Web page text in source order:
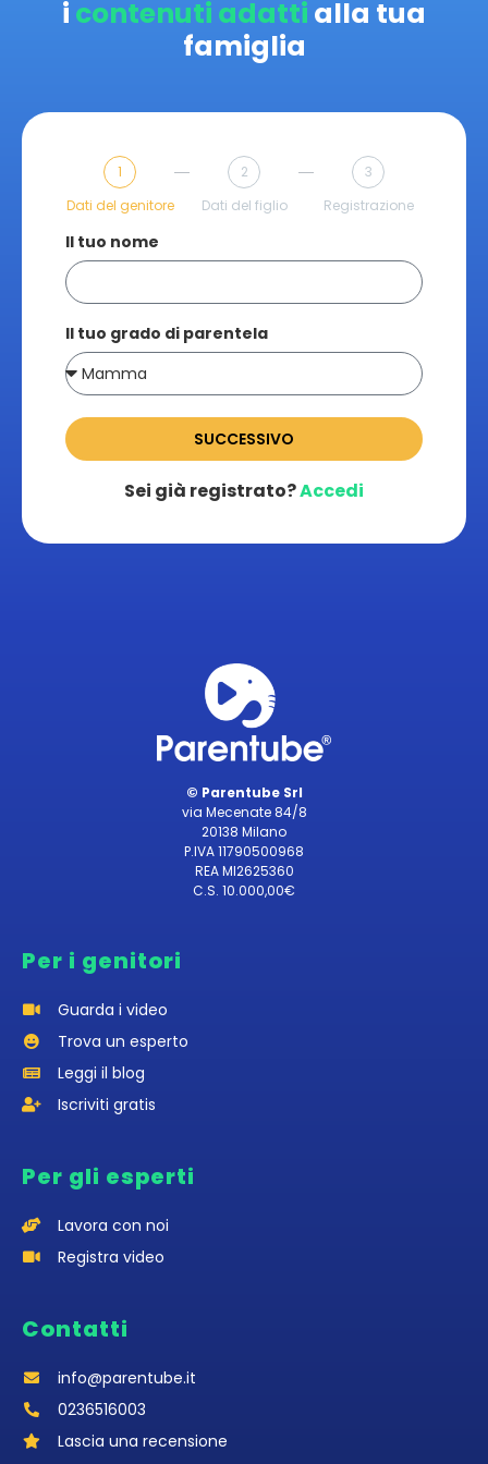
i contenuti adatti alla tua
famiglia
1
Dati del genitore
2
Dati del figlio
3
Registrazione
Il tuo nome
Il tuo grado di parentela
SUCCESSIVO
Sei già registrato?Accedi
© Parentube Srl
via Mecenate 84/8
20138 Milano
P.IVA 11790500968
REA MI2625360
C.S. 10.000,00€
Per i genitori
Guarda i video
Trova un esperto
Leggi il blog
Iscriviti gratis
Per gli esperti
Lavora con noi
Registra video
Contatti
info@parentube.it
0236516003‬
Lascia una recensione